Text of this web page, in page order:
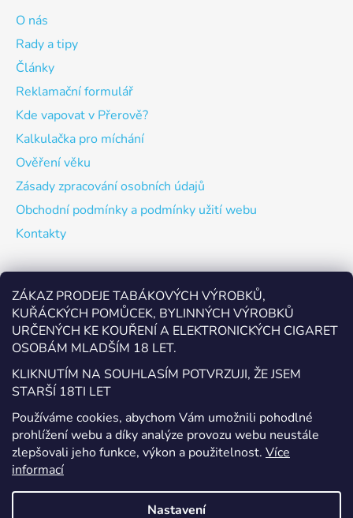
ZÁKAZ PRODEJE TABÁKOVÝCH VÝROBKŮ,
KUŘÁCKÝCH POMŮCEK, BYLINNÝCH VÝROBKŮ
URČENÝCH KE KOUŘENÍ A ELEKTRONICKÝCH CIGARET
OSOBÁM MLADŠÍM 18 LET.
KLIKNUTÍM NA SOUHLASÍM POTVRZUJI, ŽE JSEM
STARŠÍ 18TI LET
Používáme cookies, abychom Vám umožnili pohodlné
prohlížení webu a díky analýze provozu webu neustále
zlepšovali jeho funkce, výkon a použitelnost. Více
informací
Nastavení
O nás
Rady a tipy
Články
Reklamační formulář
Kde vapovat v Přerově?
Kalkulačka pro míchání
Ověření věku
Zásady zpracování osobních údajů
Obchodní podmínky a podmínky užití webu
Kontakty
Odebírat newsletter
Vložte svůj e-mail a my vám budeme zasílat informace o
nových produktech na našem e-shopu.
E-mail
Vložením e-mailu souhlasíte s
podmínkami ochrany
osobních údajů
PŘIHLÁSIT SE